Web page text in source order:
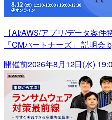
【AI/AWS/アプリ/データ案
「CMパートナーズ」 説明会
開催前2026年8月12日(水)